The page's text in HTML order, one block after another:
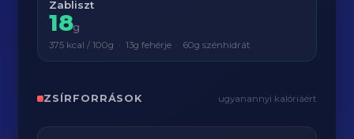
Zabliszt
18g
375 kcal / 100g · 13g fehérje · 60g szénhidrát
ZSÍRFORRÁSOK ugyanannyi kalóriáért